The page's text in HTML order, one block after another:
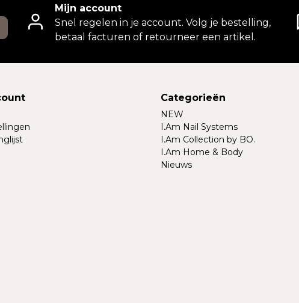
Mijn account
Snel regelen in je account. Volg je bestelling,
betaal facturen of retourneer een artikel.
Categorieën
NEW
I.Am Nail Systems
I.Am Collection by BO.
I.Am Home & Body
Nieuws